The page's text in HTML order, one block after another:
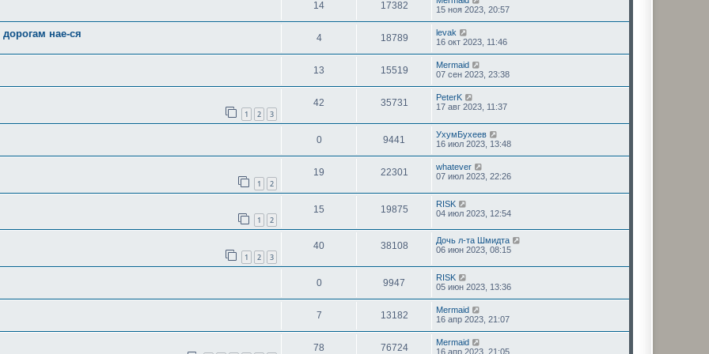
14 17382
15 ноя 2023, 20:57
нае-ся 4 18789
levak
16 окт 2023, 11:46
13 15519
Mermaid
07 сен 2023, 23:38
1 2 3
42 35731
PeterK
17 авг 2023, 11:37
0 9441
УхумБухеев
16 июл 2023, 13:48
1 2
19 22301
whatever
07 июл 2023, 22:26
1 2
15 19875
RISK
04 июл 2023, 12:54
1 2 3
40 38108
Дочь л-та Шмидта
06 июн 2023, 08:15
0 9947
RISK
05 июн 2023, 13:36
7 13182
Mermaid
16 апр 2023, 21:07
78 76724
Mermaid
16 апр 2023, 21:05